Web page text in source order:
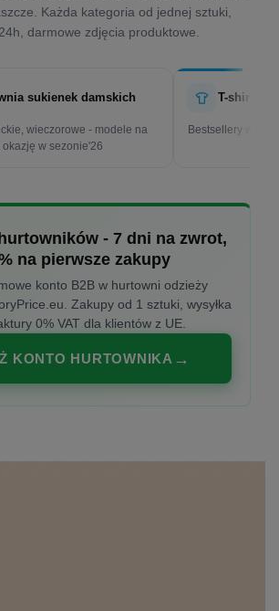
Każda kategoria od jednej sztuki,
darmowe zdjęcia produktowe.
sukienek damskich
wieczorowe - modele na
okazję w sezonie'26
T-shirty
Bestsellery w
- 7 dni na zwrot,
na pierwsze zakupy
konto B2B w hurtowni odzieży
Zakupy od 1 sztuki, wysyłka
0% VAT dla klientów z UE.
KONTO HURTOWNIKA